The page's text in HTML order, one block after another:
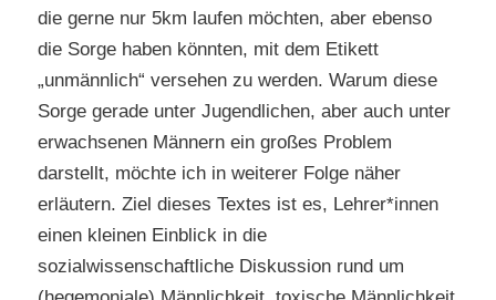
die gerne nur 5km laufen möchten, aber ebenso
die Sorge haben könnten, mit dem Etikett
„unmännlich“ versehen zu werden. Warum diese
Sorge gerade unter Jugendlichen, aber auch unter
erwachsenen Männern ein großes Problem
darstellt, möchte ich in weiterer Folge näher
erläutern. Ziel dieses Textes ist es, Lehrer*innen
einen kleinen Einblick in die
sozialwissenschaftliche Diskussion rund um